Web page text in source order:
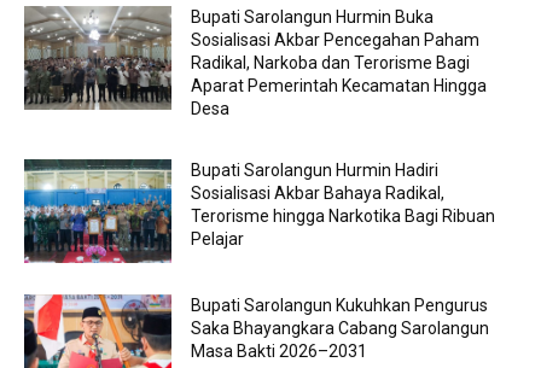
Bupati Sarolangun Hurmin Buka
Sosialisasi Akbar Pencegahan Paham
Radikal, Narkoba dan Terorisme Bagi
Aparat Pemerintah Kecamatan Hingga
Desa
Bupati Sarolangun Hurmin Hadiri
Sosialisasi Akbar Bahaya Radikal,
Terorisme hingga Narkotika Bagi Ribuan
Pelajar
Bupati Sarolangun Kukuhkan Pengurus
Saka Bhayangkara Cabang Sarolangun
Masa Bakti 2026–2031